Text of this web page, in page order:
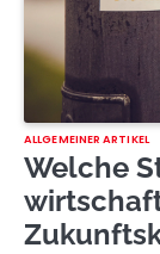
ALLGEMEINER ARTIKEL
Welche